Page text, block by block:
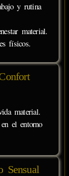
y rutina
material.
físicos.
material.
el entorno
Sensual